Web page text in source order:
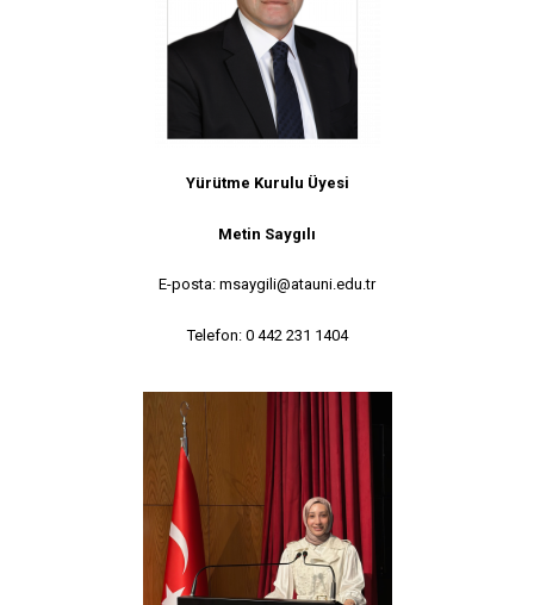
Yürütme Kurulu Üyesi
Metin Saygılı
E-posta: msaygili@atauni.edu.tr
Telefon: 0 442 231 1404